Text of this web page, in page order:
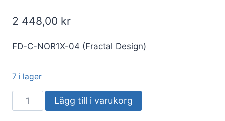
2 448,00 kr
FD-C-NOR1X-04 (Fractal Design)
7 i lager
PC-
chassi
Lägg till i varukorg